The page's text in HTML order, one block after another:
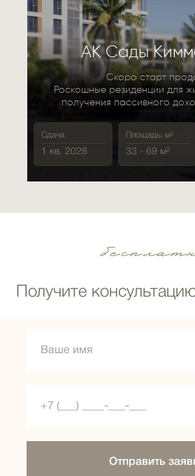
33 - 69 м²
Площадь, м²
1 кв. 2028
Сдача
Скоро старт
Роскошные резиденции для
получения пассивного
АK Сады
Получите
Отправить